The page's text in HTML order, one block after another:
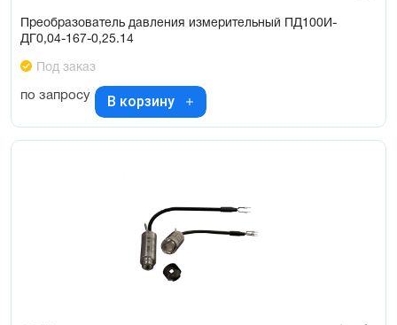
Преобразователь давления измерительный ПД100И-
ДГ0,04-167-0,25.14
Под заказ
по запросу В корзину